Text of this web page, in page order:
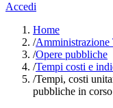
Accedi
Home
/Amministrazione
/Opere pubbliche
/Tempi costi e
/Tempi, costi
pubbliche in